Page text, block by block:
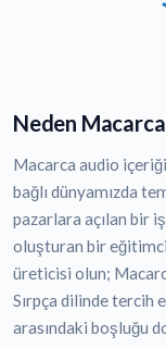
Neden
Macarca audio
bağlı dünyamızda
pazarlara açılan bir
oluşturan bir
üreticisi olun;
Sırpça dilinde tercih
arasındaki boşluğu